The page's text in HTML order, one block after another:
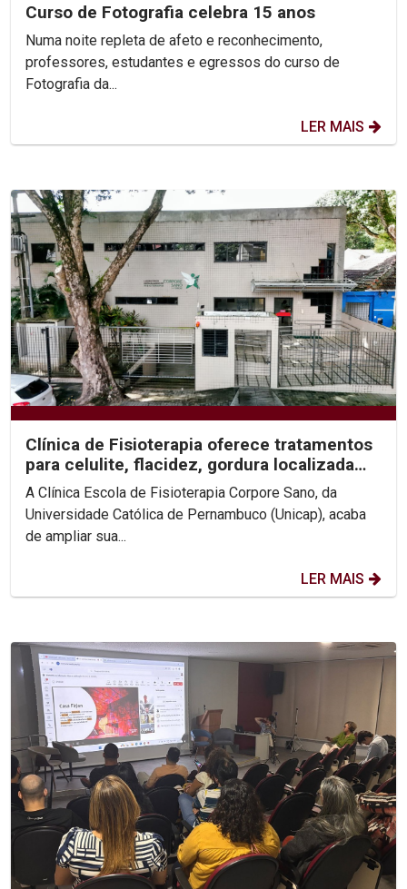
Curso de Fotografia celebra 15 anos
Numa noite repleta de afeto e reconhecimento,
professores, estudantes e egressos do curso de
Fotografia da...
LER MAIS
Clínica de Fisioterapia oferece tratamentos
para celulite, flacidez, gordura localizada
e...
A Clínica Escola de Fisioterapia Corpore Sano, da
Universidade Católica de Pernambuco (Unicap), acaba
de ampliar sua...
LER MAIS